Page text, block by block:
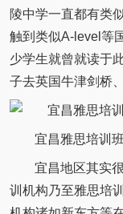
陵中学一直都有类
触到类似A-level等
少学生就曾就读于
子去英国牛津剑桥
宜昌雅思培训
宜昌地区其实
训机构乃至雅思培